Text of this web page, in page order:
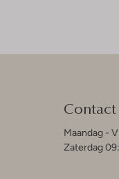
Contact
Maandag -
Zaterdag